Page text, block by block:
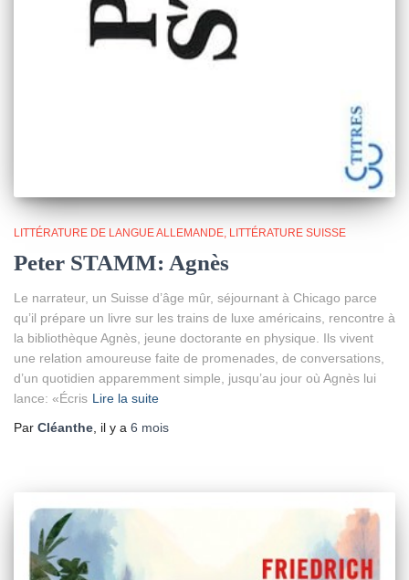
LITTÉRATURE DE LANGUE ALLEMANDE LITTÉRATURE SUISSE
Peter STAMM: Agnès
Le narrateur, un Suisse d’âge mûr, séjournant à Chicago parce
qu’il prépare un livre sur les trains de luxe américains, rencontre à
la bibliothèque Agnès, jeune doctorante en physique. Ils vivent
une relation amoureuse faite de promenades, de conversations,
d’un quotidien apparemment simple, jusqu’au jour où Agnès lui
lance: «Écris Lire la suite
Par Cléanthe, il y a 6 mois